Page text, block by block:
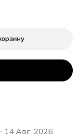
14 Авг, 2026